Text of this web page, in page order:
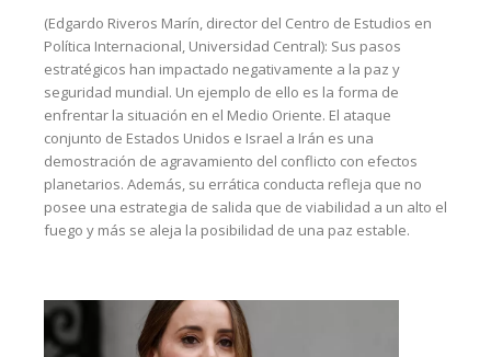
(Edgardo Riveros Marín, director del Centro de Estudios en
Política Internacional, Universidad Central): Sus pasos
estratégicos han impactado negativamente a la paz y
seguridad mundial. Un ejemplo de ello es la forma de
enfrentar la situación en el Medio Oriente. El ataque
conjunto de Estados Unidos e Israel a Irán es una
demostración de agravamiento del conflicto con efectos
planetarios. Además, su errática conducta refleja que no
posee una estrategia de salida que de viabilidad a un alto el
fuego y más se aleja la posibilidad de una paz estable.